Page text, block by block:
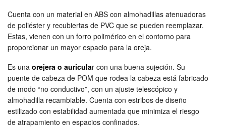
Cuenta con un material en ABS con almohadillas atenuadoras
de poliéster y recubiertas de PVC que se pueden reemplazar.
Estas, vienen con un forro polimérico en el contorno para
proporcionar un mayor espacio para la oreja.
Es una orejera o auricular con una buena sujeción. Su
puente de cabeza de POM que rodea la cabeza está fabricado
de modo “no conductivo”, con un ajuste telescópico y
almohadilla recambiable. Cuenta con estribos de diseño
estilizado con estabilidad aumentada que minimiza el riesgo
de atrapamiento en espacios confinados.